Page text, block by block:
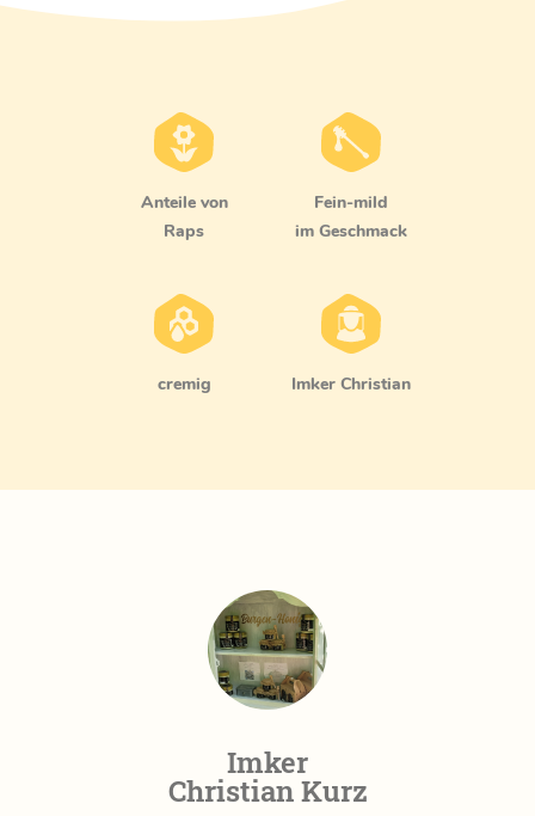
Anteile von
Raps
fein-mild
im Geschmack
cremig Imker Christian
Imker
Christian Kurz